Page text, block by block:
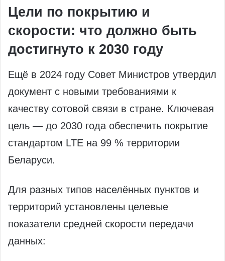
Цели по покрытию и
скорости: что должно быть
достигнуто к 2030 году
Ещё в 2024 году Совет Министров утвердил
документ с новыми требованиями к
качеству сотовой связи в стране. Ключевая
цель — до 2030 года обеспечить покрытие
стандартом LTE на 99 % территории
Беларуси.
Для разных типов населённых пунктов и
территорий установлены целевые
показатели средней скорости передачи
данных: